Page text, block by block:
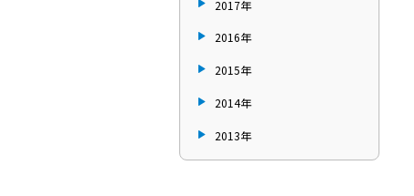
2017年
2016年
2015年
2014年
2013年